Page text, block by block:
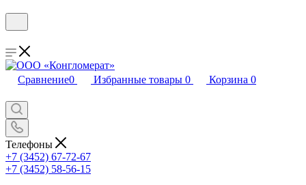
Сравнение0 Избранные товары 0 Корзина 0
Телефоны
+7 (3452) 67-72-67
+7 (3452) 58-56-15